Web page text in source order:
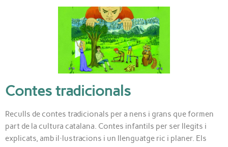
Contes tradicionals
Reculls de contes tradicionals per a nens i grans que formen
part de la cultura catalana. Contes infantils per ser llegits i
explicats, amb il·lustracions i un llenguatge ric i planer. Els